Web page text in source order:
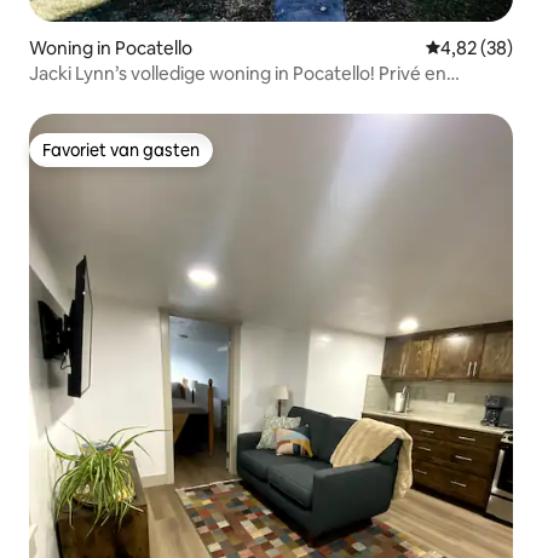
Woning in Pocatello Gemiddelde
4,82 (38)
Jacki Lynn’s volledige woning in Pocatello! Privé en
Favoriet van gasten
Favoriet van gasten